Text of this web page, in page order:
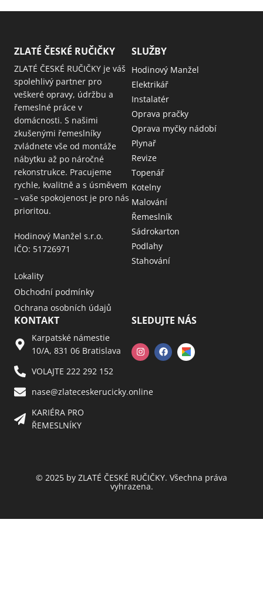
ZLATÉ ČESKÉ RUČIČKY
ZLATÉ ČESKÉ RUČIČKY je váš
spolehlivý partner pro
veškeré opravy, údržbu a
řemeslné práce v
domácnosti. S našimi
zkušenými řemeslníky
zvládnete vše od montáže
nábytku až po náročné
rekonstrukce. Pracujeme
rychle, kvalitně a s úsměvem
– vaše spokojenost je pro nás
prioritou.
Hodinový Manžel s.r.o.
IČO: 51726971
Lokality
Obchodní podmínky
Ochrana osobních údajů
SLUŽBY
Hodinový Manžel
Elektrikář
Instalatér
Oprava pračky
Oprava myčky nádobí
Plynař
Revize
Topenář
Kotelny
Malování
Řemeslník
Sádrokarton
Podlahy
Stahování
KONTAKT
Karpatské námestie
10/A, 831 06 Bratislava
VOLAJTE 222 292 152
nase@zlateceskerucicky.online
KARIÉRA PRO
ŘEMESLNÍKY
SLEDUJTE NÁS
© 2025 by ZLATÉ ČESKÉ RUČIČKY. Všechna práva
vyhrazena.